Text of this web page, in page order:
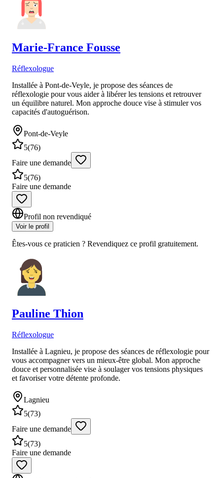
Marie-France Fousse
Réflexologue
Installée à Pont-de-Veyle, je propose des séances de
réflexologie pour vous aider à libérer les tensions et retrouver
un équilibre naturel. Mon approche douce vise à stimuler vos
capacités d'autoguérison.
Pont-de-Veyle
5(76)
Faire une demande
5(76)
Faire une demande
Profil non revendiqué
Voir le profil
Êtes-vous ce praticien ? Revendiquez ce profil gratuitement.
Pauline Thion
Réflexologue
Installée à Lagnieu, je propose des séances de réflexologie pour
vous accompagner vers un mieux-être global. Mon approche
douce et personnalisée vise à soulager vos tensions physiques
et favoriser votre détente profonde.
Lagnieu
5(73)
Faire une demande
5(73)
Faire une demande